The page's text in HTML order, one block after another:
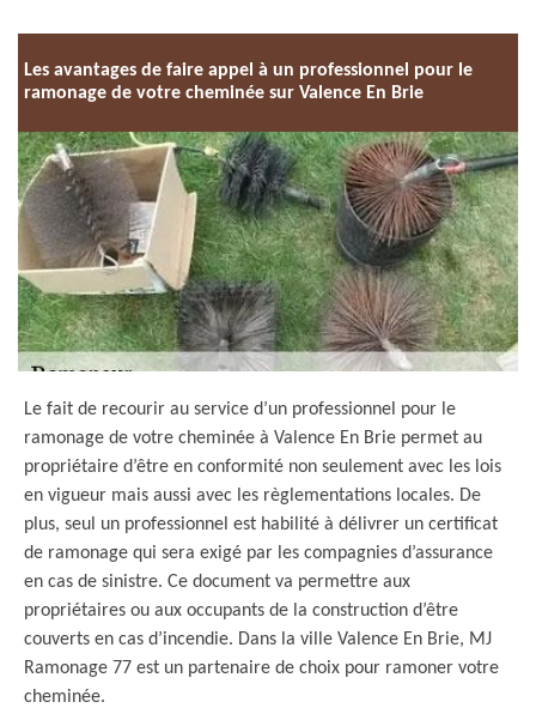
Les avantages de faire appel à un professionnel pour le
ramonage de votre cheminée sur Valence En Brie
Le fait de recourir au service d’un professionnel pour le
ramonage de votre cheminée à Valence En Brie permet au
propriétaire d’être en conformité non seulement avec les lois
en vigueur mais aussi avec les règlementations locales. De
plus, seul un professionnel est habilité à délivrer un certificat
de ramonage qui sera exigé par les compagnies d’assurance
en cas de sinistre. Ce document va permettre aux
propriétaires ou aux occupants de la construction d’être
couverts en cas d’incendie. Dans la ville Valence En Brie, MJ
Ramonage 77 est un partenaire de choix pour ramoner votre
cheminée.